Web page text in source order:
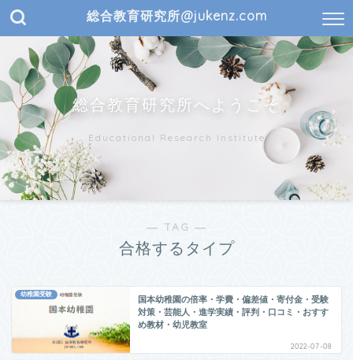
総合教育研究所@jukenz.com
総合教育研究所へようこそ
Educational Research Institute
― TAG ―
合格するタイプ
幼稚園受験
国本幼稚園の倍率・学費・偏差値・寄付金・受験
対策・芸能人・進学実績・評判・口コミ・おすす
め教材・幼児教室
2022-07-08